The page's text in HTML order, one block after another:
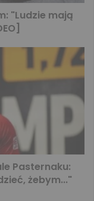
"Ludzie mają
Pasternaku:
żebym..."